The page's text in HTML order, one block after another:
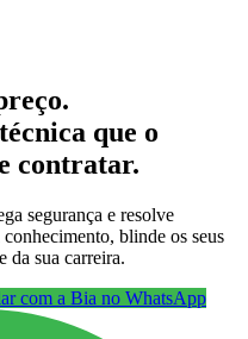
que o
contratar.
segurança e resolve
blinde os seus
da sua carreira.
com a Bia no WhatsApp